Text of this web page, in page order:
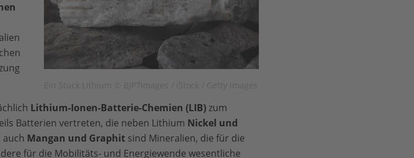
Lithium-Ionen-Batterie-Chemien (LIB)zum
Batterien vertreten, die neben Lithium Nickel und
auch Mangan und Graphitsind Mineralien, die für die
für die Mobilitäts- und Energiewende wesentliche